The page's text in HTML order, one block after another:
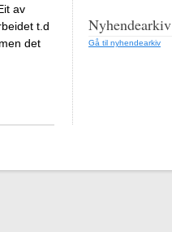
Nyhendearkiv
Gå til nyhendearkiv
av
t.d
det